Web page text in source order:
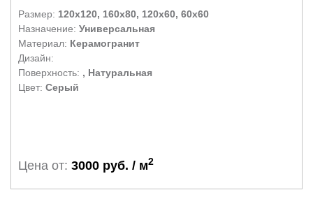
Размер: 120x120, 160x80, 120x60, 60x60
Назначение: Универсальная
Материал: Керамогранит
Дизайн:
Поверхность: , Натуральная
Цвет: Серый
Цена от: 3000 руб. / м2